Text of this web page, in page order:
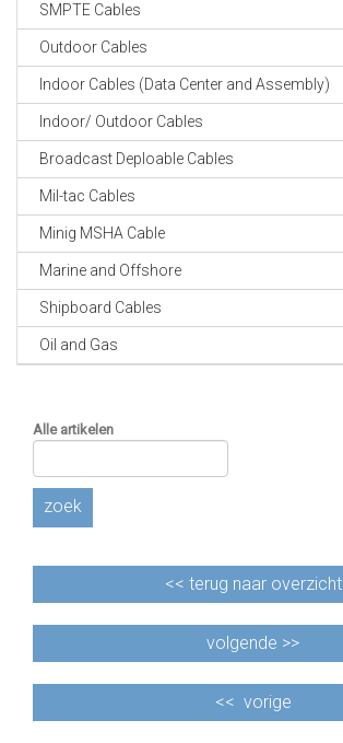
GEVLOCHTEN KOUS
KRIMP KOUS
KOPER KABEL
OP ROL
FIBER CABLE
GE-ASSEMBLEERDE
CABLE EQUIPEMENTS
SMPTE Cables
Outdoor Cables
Indoor Cables (Data Center and Assembly)
Indoor/ Outdoor Cables
Broadcast Deploable Cables
Mil-tac Cables
Minig MSHA Cable
Marine and Offshore
Shipboard Cables
Oil and Gas
Alle artikelen
zoek
<< terug naar overzicht
volgende >>
<< vorige